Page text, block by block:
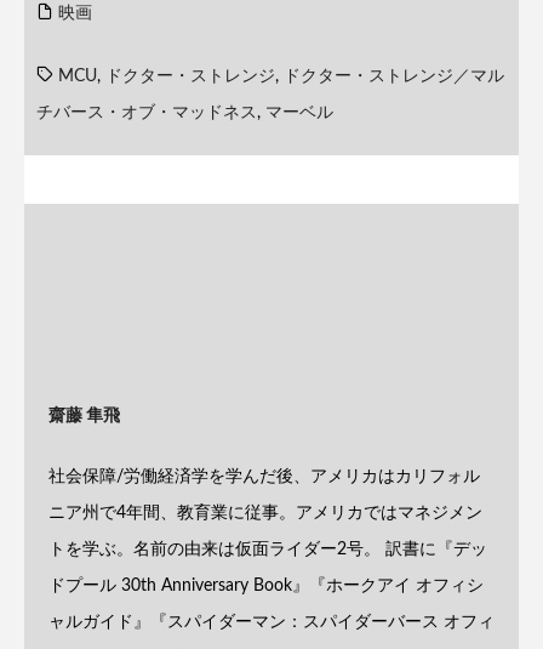
映画
MCU, ドクター・ストレンジ, ドクター・ストレンジ／マル
チバース・オブ・マッドネス, マーベル
齋藤 隼飛
社会保障/労働経済学を学んだ後、アメリカはカリフォル
ニア州で4年間、教育業に従事。アメリカではマネジメン
トを学ぶ。名前の由来は仮面ライダー2号。 訳書に『デッ
ドプール 30th Anniversary Book』『ホークアイ オフィシ
ャルガイド』『スパイダーマン：スパイダーバース オフィ